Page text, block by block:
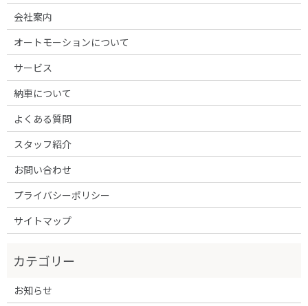
会社案内
オートモーションについて
サービス
納車について
よくある質問
スタッフ紹介
お問い合わせ
プライバシーポリシー
サイトマップ
お知らせ